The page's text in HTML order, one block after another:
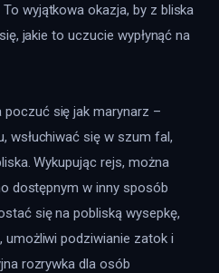
wyjątkowa okazja, by z bliska
jakie to uczucie wypłynąć na
się jak marynarz –
wsłuchiwać się w szum fal,
Wykupując rejs, można
dostępnym w inny sposób
się na pobliską wysepkę,
umożliwi podziwianie zatok i
rozrywka dla osób